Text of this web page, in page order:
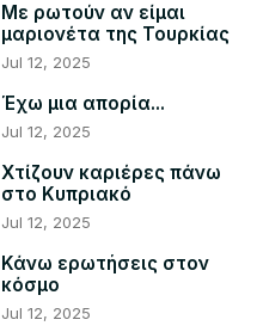
Με ρωτούν αν είμαι
μαριονέτα της Τουρκίας
Jul 12, 2025
Έχω μια απορία...
Jul 12, 2025
Χτίζουν καριέρες πάνω
στο Κυπριακό
Jul 12, 2025
Κάνω ερωτήσεις στον
κόσμο
Jul 12, 2025